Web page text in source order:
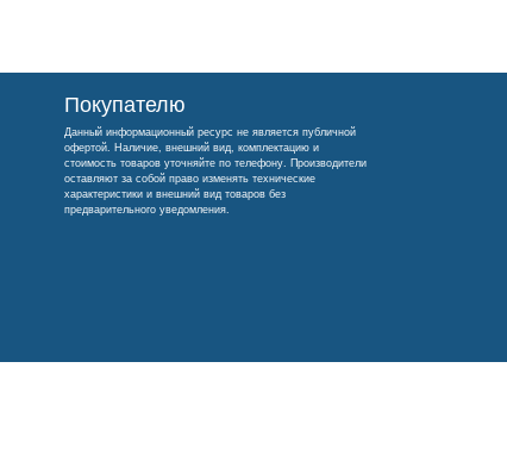
Покупателю
Данный информационный ресурс не является публичной
офертой. Наличие, внешний вид, комплектацию и
стоимость товаров уточняйте по телефону. Производители
оставляют за собой право изменять технические
характеристики и внешний вид товаров без
предварительного уведомления.